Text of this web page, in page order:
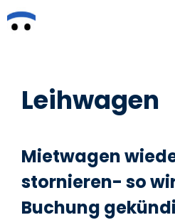
Zum
Inhalt
Leihwagen
Mietwagen
stornieren- so
Buchung